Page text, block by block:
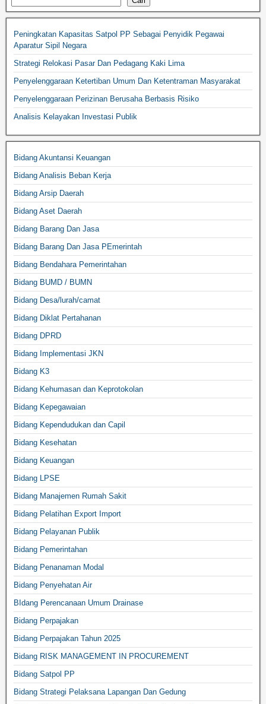
Peningkatan Kapasitas Satpol PP Sebagai Penyidik Pegawai
Aparatur Sipil Negara
Strategi Relokasi Pasar Dan Pedagang Kaki Lima
Penyelenggaraan Ketertiban Umum Dan Ketentraman Masyarakat
Penyelenggaraan Perizinan Berusaha Berbasis Risiko
Analisis Kelayakan Investasi Publik
Bidang Akuntansi Keuangan
Bidang Analisis Beban Kerja
Bidang Arsip Daerah
Bidang Aset Daerah
Bidang Barang Dan Jasa
Bidang Barang Dan Jasa PEmerintah
Bidang Bendahara Pemerintahan
Bidang BUMD / BUMN
Bidang Desa/lurah/camat
Bidang Diklat Pertahanan
Bidang DPRD
Bidang Implementasi JKN
Bidang K3
Bidang Kehumasan dan Keprotokolan
Bidang Kepegawaian
Bidang Kependudukan dan Capil
Bidang Kesehatan
Bidang Keuangan
Bidang LPSE
Bidang Manajemen Rumah Sakit
Bidang Pelatihan Export Import
Bidang Pelayanan Publik
Bidang Pemerintahan
Bidang Penanaman Modal
Bidang Penyehatan Air
BIdang Perencanaan Umum Drainase
Bidang Perpajakan
Bidang Perpajakan Tahun 2025
Bidang RISK MANAGEMENT IN PROCUREMENT
Bidang Satpol PP
Bidang Strategi Pelaksana Lapangan Dan Gedung